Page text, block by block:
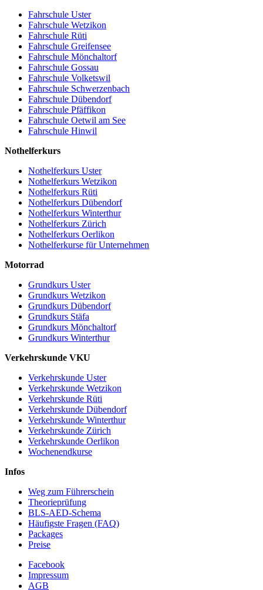
Fahrschule Uster
Fahrschule Wetzikon
Fahrschule Rüti
Fahrschule Greifensee
Fahrschule Mönchaltorf
Fahrschule Gossau
Fahrschule Volketswil
Fahrschule Schwerzenbach
Fahrschule Dübendorf
Fahrschule Pfäffikon
Fahrschule Oetwil am See
Fahrschule Hinwil
Nothelferkurs
Nothelferkurs Uster
Nothelferkurs Wetzikon
Nothelferkurs Rüti
Nothelferkurs Dübendorf
Nothelferkurs Winterthur
Nothelferkurs Zürich
Nothelferkurs Oerlikon
Nothelferkurse für Unternehmen
Motorrad
Grundkurs Uster
Grundkurs Wetzikon
Grundkurs Dübendorf
Grundkurs Stäfa
Grundkurs Mönchaltorf
Grundkurs Winterthur
Verkehrskunde VKU
Verkehrskunde Uster
Verkehrskunde Wetzikon
Verkehrskunde Rüti
Verkehrskunde Dübendorf
Verkehrskunde Winterthur
Verkehrskunde Zürich
Verkehrskunde Oerlikon
Wochenendkurse
Infos
Weg zum Führerschein
Theorieprüfung
BLS-AED-Schema
Häufigste Fragen (FAQ)
Packages
Preise
Facebook
Impressum
AGB